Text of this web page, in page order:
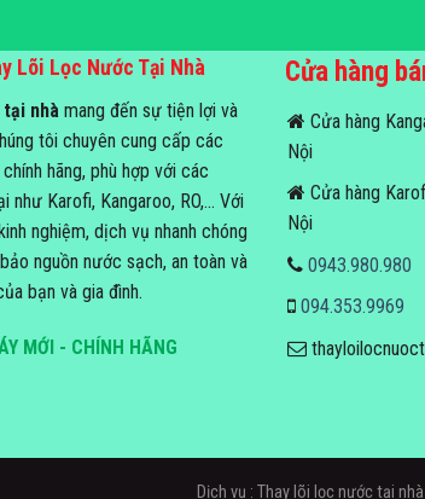
Lõi Lọc Nước Tại Nhà
nhà mang đến sự tiện lợi và
tôi chuyên cung cấp các
hãng, phù hợp với các
Karofi, Kangaroo, RO,... Với
nghiệm, dịch vụ nhanh chóng
nguồn nước sạch, an toàn và
bạn và gia đình.
MỚI - CHÍNH HÃNG
Cửa hàng
Cửa hàng
Nội
Cửa hàng
Nội
0943.980.980
094.353.9969
Dịch vụ : Thay lõi lọc nước tại